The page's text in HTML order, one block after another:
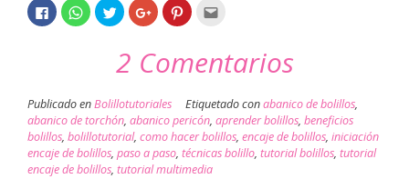
Haz
clic
para
una
ventana
nueva)
Haz
clic
para
WhatsApp
una
ventana
nueva)
Haz
clic
para
en
Twitter
(Se
en
una
ventana
nueva)
Haz
clic
para
en
Google+
(Se
en
una
ventana
nueva)
Haz
clic
Pinterest
(Se
una
ventana
nueva)
por
correo
electrónico
amigo
(Se
abre
en
una
ventana
2 Comentarios
Publicado enBolillotutoriales Etiquetado conabanico de bolillos,
abanico de torchón, abanico pericón, aprender bolillos, beneficios
bolillos, bolillotutorial, como hacer bolillos, encaje de bolillos, iniciación
encaje de bolillos, paso a paso, técnicas bolillo, tutorial bolillos, tutorial
encaje de bolillos, tutorial multimedia